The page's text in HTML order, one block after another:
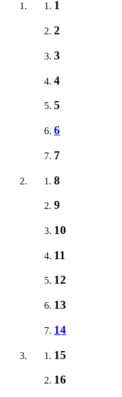
1
2
3
4
5
6
7
8
9
10
11
12
13
14
15
16